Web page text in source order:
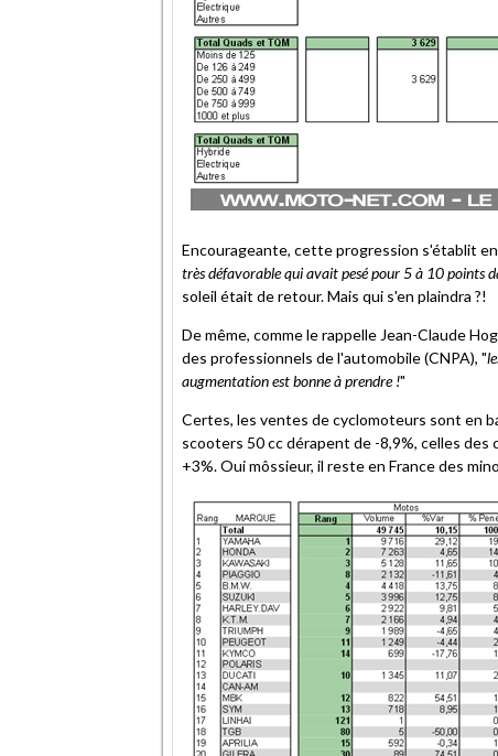
Encourageante, cette progression s'établit
très défavorable qui avait pesé pour 5 à 10 points
soleil était de retour. Mais qui s'en plaindra ?!
De même, comme le rappelle Jean-Claude
des professionnels de l'automobile (CNPA), "
augmentation est bonne à prendre !"
Certes, les ventes de cyclomoteurs sont en
scooters 50 cc dérapent de -8,9%, celles
+3%. Oui môssieur, il reste en France des